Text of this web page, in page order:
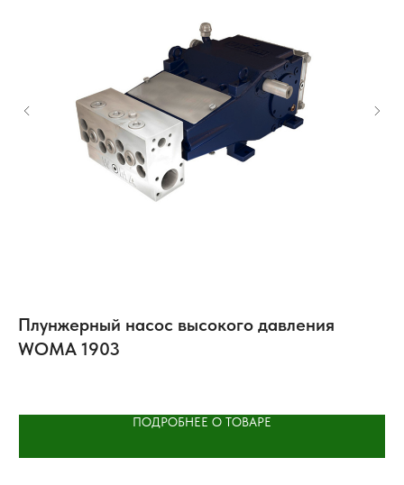
Плунжерный насос высокого давления
WOMA 1903
ПОДРОБНЕЕ О ТОВАРЕ